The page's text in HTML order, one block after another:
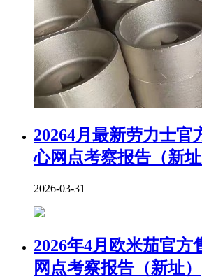
20264月最新劳力士官
心网点考察报告（新址
2026-03-31
2026年4月欧米茄官方
网点考察报告（新址）